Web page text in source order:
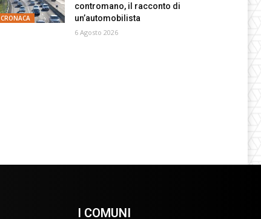
CRONACA
contromano, il racconto di
un’automobilista
6 Agosto 2026
I COMUNI